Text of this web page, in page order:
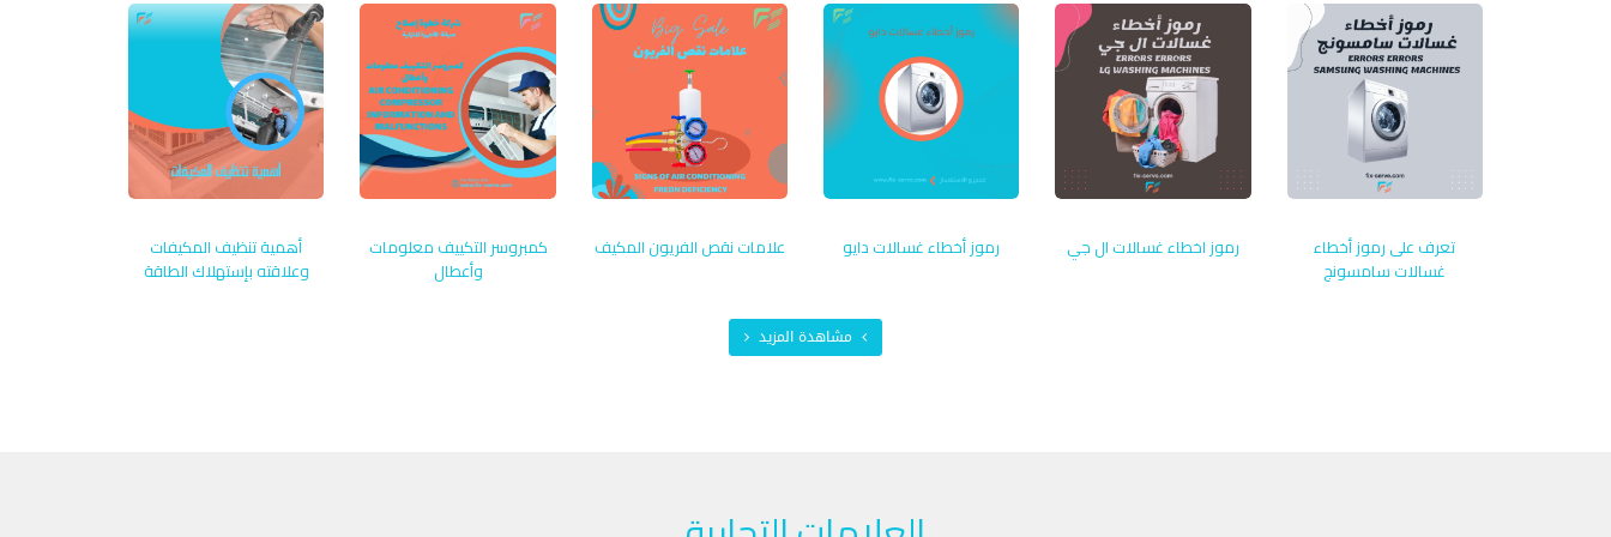
تعرف على رموز أخطاء
غسالات سامسونج
رموز اخطاء غسالات ال جي رموز أخطاء غسالات دايو علامات نقص الفريون المكيف
كمبروسر التكييف معلومات
وأعطال
أهمية تنظيف المكيفات
وعلاقته بإستهلاك الطاقة
مشاهدة المزيد